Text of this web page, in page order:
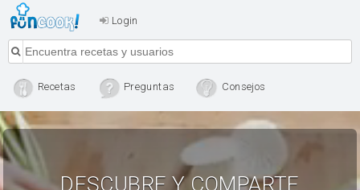
Login
Recetas Preguntas Consejos
DESCUBRE Y COMPARTE